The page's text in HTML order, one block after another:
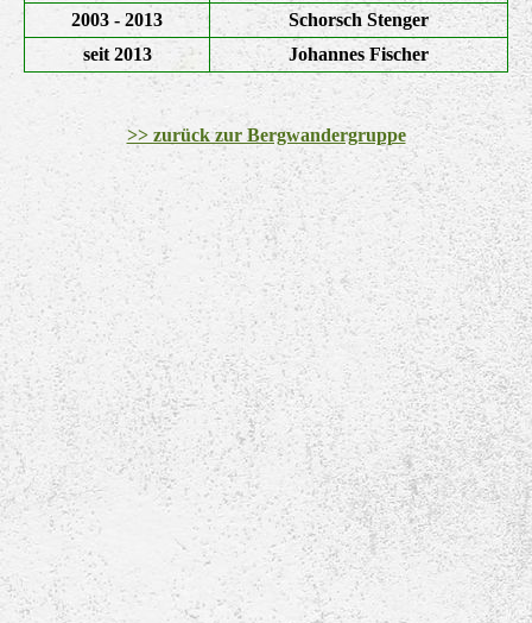
2003 - 2013
Schorsch Stenger
seit 2013
Johannes Fischer
>> zurück zur Bergwandergruppe